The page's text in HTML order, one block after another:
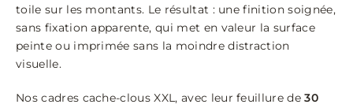
toile sur les montants. Le résultat : une finition soignée,
sans fixation apparente, qui met en valeur la surface
peinte ou imprimée sans la moindre distraction
visuelle.
Nos cadres cache-clous XXL, avec leur feuillure de30